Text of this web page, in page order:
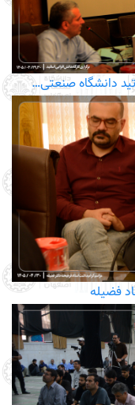
دانشگاه صنعتی…
فضیله